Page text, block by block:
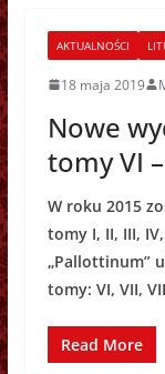
AKTUALNOŚCI
18 maja 2019
Nowe
tomy VI
W roku 2015
tomy I, II, III,
„Pallottinum”
tomy: VI, VII,
Read More